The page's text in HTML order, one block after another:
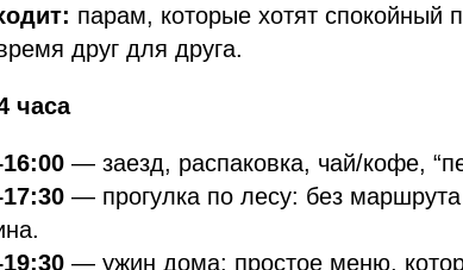
парам, которые хотят спокойный
друг для друга.
часа
— заезд, распаковка, чай/кофе,
— прогулка по лесу: без маршрута
— ужин дома: простое меню,